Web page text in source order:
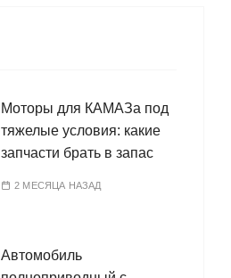
Моторы для КАМАЗа под
тяжелые условия: какие
запчасти брать в запас
2 МЕСЯЦА НАЗАД
Автомобиль